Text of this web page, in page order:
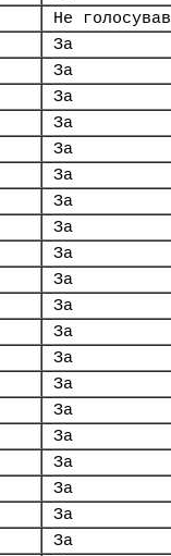
Не голосував
За
За
За
За
За
За
За
За
За
За
За
За
За
За
За
За
За
За
За
За